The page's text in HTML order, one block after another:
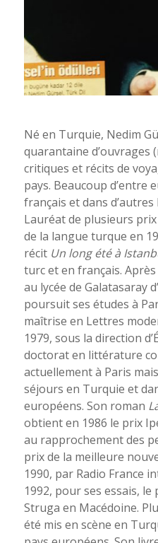
Né en Turquie, Nedim
quarantaine d’ouvrages
critiques et récits de
pays. Beaucoup d’entre
français et dans
Lauréat de plusieurs prix
de la langue turque en
récit Un long été à
turc et en français.
au lycée de Galatasaray
poursuit ses études à
maîtrise en Lettres
1979, sous la direction
doctorat en littérature
actuellement à Paris
séjours en Turquie et
européens. Son roman
obtient en 1986 le prix
au rapprochement des
prix de la meilleure
1990, par Radio France
1992, pour ses essais, le
Struga en Macédoine.
été mis en scène en